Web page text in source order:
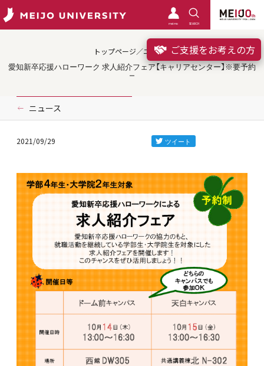
meimo SEARCH
ご支援をお考えの方
トップページ／ニュース
愛知新卒応援ハローワーク 求人紹介フェア【キャリアセンター】※要予約
ニュース
2021/09/29